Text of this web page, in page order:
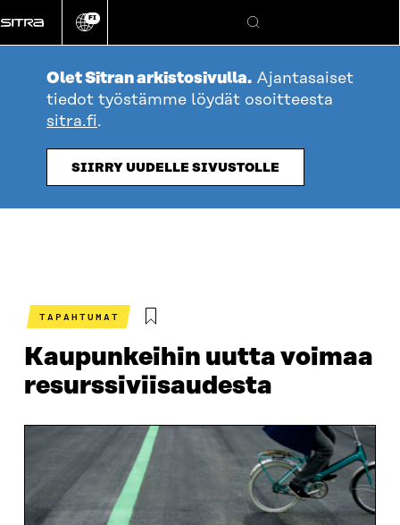
suoraan
sisältöön
Vaihda
kieli
FI
Hae
Olet Sitran arkistosivulla. Ajantasaiset
tiedot työstämme löydät osoitteesta
sitra.fi.
SIIRRY UUDELLE SIVUSTOLLE
TAPAHTUMAT
Kaupunkeihin uutta voimaa
resurssiviisaudesta